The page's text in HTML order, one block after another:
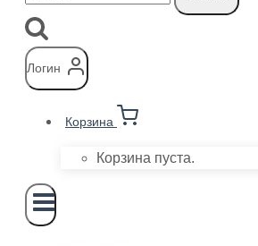
Логин
Корзина
Корзина пуста.